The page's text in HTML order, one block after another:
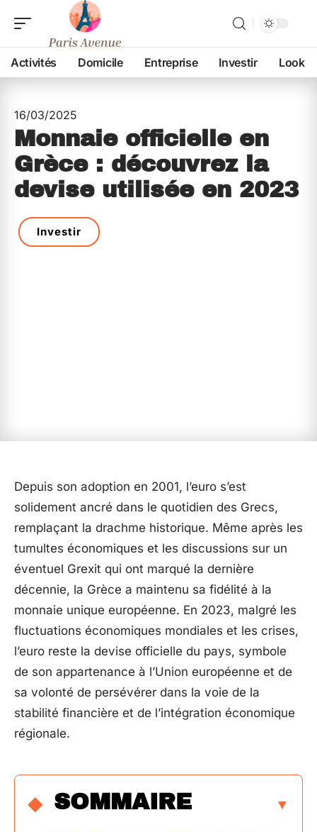
Activités Domicile Entreprise Investir Look
16/03/2025
Monnaie officielle en
Grèce : découvrez la
devise utilisée en 2023
Investir
Depuis son adoption en 2001, l’euro s’est
solidement ancré dans le quotidien des Grecs,
remplaçant la drachme historique. Même après les
tumultes économiques et les discussions sur un
éventuel Grexit qui ont marqué la dernière
décennie, la Grèce a maintenu sa fidélité à la
monnaie unique européenne. En 2023, malgré les
fluctuations économiques mondiales et les crises,
l’euro reste la devise officielle du pays, symbole
de son appartenance à l’Union européenne et de
sa volonté de persévérer dans la voie de la
stabilité financière et de l’intégration économique
régionale.
SOMMAIRE